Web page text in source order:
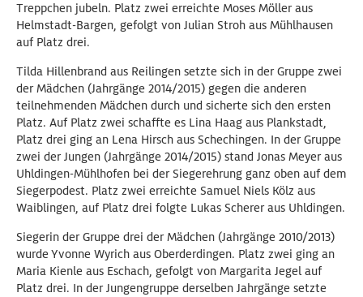
Treppchen jubeln. Platz zwei erreichte Moses Möller aus
Helmstadt-Bargen, gefolgt von Julian Stroh aus Mühlhausen
auf Platz drei.
Tilda Hillenbrand aus Reilingen setzte sich in der Gruppe zwei
der Mädchen (Jahrgänge 2014/2015) gegen die anderen
teilnehmenden Mädchen durch und sicherte sich den ersten
Platz. Auf Platz zwei schaffte es Lina Haag aus Plankstadt,
Platz drei ging an Lena Hirsch aus Schechingen. In der Gruppe
zwei der Jungen (Jahrgänge 2014/2015) stand Jonas Meyer aus
Uhldingen-Mühlhofen bei der Siegerehrung ganz oben auf dem
Siegerpodest. Platz zwei erreichte Samuel Niels Kölz aus
Waiblingen, auf Platz drei folgte Lukas Scherer aus Uhldingen.
Siegerin der Gruppe drei der Mädchen (Jahrgänge 2010/2013)
wurde Yvonne Wyrich aus Oberderdingen. Platz zwei ging an
Maria Kienle aus Eschach, gefolgt von Margarita Jegel auf
Platz drei. In der Jungengruppe derselben Jahrgänge setzte